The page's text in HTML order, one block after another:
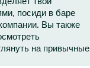
посиди в баре
Вы также
на привычные